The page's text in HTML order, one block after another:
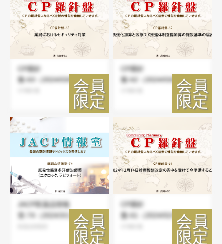
CP羅針
盤-63（2024/03/09）
CP羅針
盤-62（2024/03/08）
JACP医薬品情報
室-74（2024/3/1）
CP羅針
盤-61（2024/02/21）